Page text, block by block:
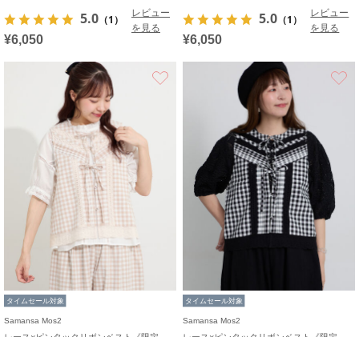
5.0 （1）
レビュー
を見る
¥6,050
5.0 （1）
レビュー
を見る
¥6,050
タイムセール対象
Samansa Mos2
タイムセール対象
Samansa Mos2